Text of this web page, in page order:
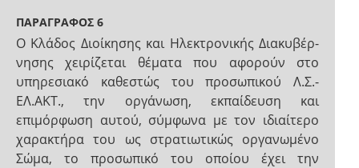
ΠΑΡΑΓΡΑΦΟΣ 6
Ο Κλάδος Διοίκησης και Ηλεκτρονικής Διακυβέρ-
νησης χειρίζεται θέματα που αφορούν στο
υπηρεσιακό καθεστώς του προσωπικού Λ.Σ.-
ΕΛ.ΑΚΤ., την οργάνωση, εκπαίδευση και
επιμόρφωση αυτού, σύμφωνα με τον ιδιαίτερο
χαρακτήρα του ως στρατιωτικώς οργανωμένο
Σώμα, το προσωπικό του οποίου έχει την